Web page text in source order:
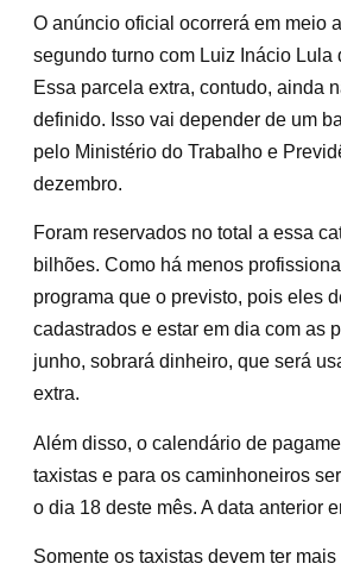
O anúncio oficial ocorrerá em meio
segundo turno com Luiz Inácio Lula
Essa parcela extra, contudo, ainda
definido. Isso vai depender de um
pelo Ministério do Trabalho e
dezembro.
Foram reservados no total a essa
bilhões. Como há menos
programa que o previsto, pois eles
cadastrados e estar em dia com as
junho, sobrará dinheiro, que será
extra.
Além disso, o calendário de
taxistas e para os caminhoneiros
o dia 18 deste mês. A data anterior
Somente os taxistas devem ter